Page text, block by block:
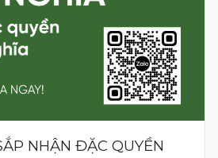
NHẬN ĐẶC QUYỀN